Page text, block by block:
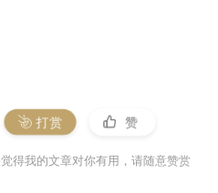
打赏 赞
得我的文章对你有用，请随意赞赏